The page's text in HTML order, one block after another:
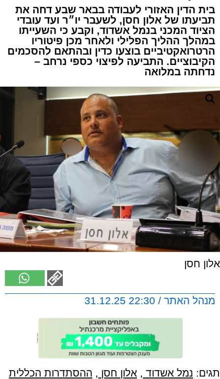
בית הדין האזורי לעבודה בבאר שבע דחה את
תביעתו של אלון חסן, לשעבר יו״ר ועד עובדי
הציוד המכני בנמל אשדוד, וקבע כי השעייתו
במהלך ההליך הפלילי ולאחר מכן פיטוריו
הרטרואקטיביים בוצעו כדין ובהתאם להסכמים
הקיבוציים. התביעה לפיצוי כספי נרחב –
נדחתה במלואה
אלון חסן
מנהל האתר / 22:30 31.12.25
תגים: נמל אשדוד , אלון חסן , ההסתדרות הכללית